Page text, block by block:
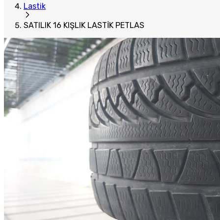
Lastik
SATILIK 16 KIŞLIK LASTİK PETLAS